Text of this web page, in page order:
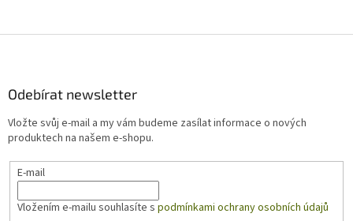
Odebírat newsletter
Vložte svůj e-mail a my vám budeme zasílat informace o nových
produktech na našem e-shopu.
E-mail
Vložením e-mailu souhlasíte s podmínkami ochrany osobních údajů